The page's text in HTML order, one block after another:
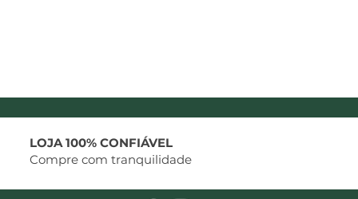
LOJA 100% CONFIÁVEL
Compre com tranquilidade